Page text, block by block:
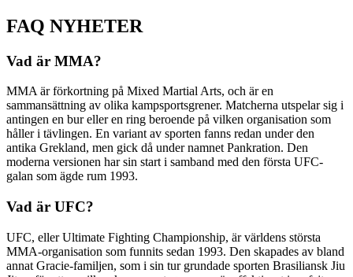
FAQ NYHETER
Vad är MMA?
MMA är förkortning på Mixed Martial Arts, och är en
sammansättning av olika kampsportsgrener. Matcherna utspelar sig i
antingen en bur eller en ring beroende på vilken organisation som
håller i tävlingen. En variant av sporten fanns redan under den
antika Grekland, men gick då under namnet Pankration. Den
moderna versionen har sin start i samband med den första UFC-
galan som ägde rum 1993.
Vad är UFC?
UFC, eller Ultimate Fighting Championship, är världens största
MMA-organisation som funnits sedan 1993. Den skapades av bland
annat Gracie-familjen, som i sin tur grundade sporten Brasiliansk Jiu